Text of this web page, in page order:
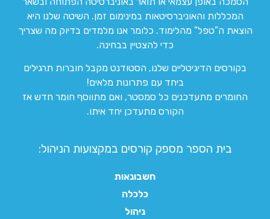
המכללות והאוניברסיטאות במינימום זמן. השיטה שלנו היא
הוצאת ה”טפל” מהלימוד. כלומר אנו מלמדים בדיוק מה שצריך
כדי להצטיין בבחינה.
בקורסים הדיגיטליים שלנו, הסטודנט מקבל חוברות תרגילים
ביחד עם פתרונות מלאים!
החומרים מתעדכנים כל סמסטר, ואם מתווסף חומר חדש אז
הקורס מתעדכן יחד איתו.
בית הספר מספק קורסים במקצועות הניהול:
חשבונאות
כלכלה
ניהול